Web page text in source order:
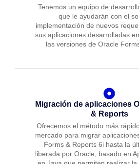
Tenemos un equipo de
que le ayudarán con el
implementación de nuevos
sus aplicaciones desarrolladas
las versiones de Oracle
Migración de aplicaciones
& Reports
Ofrecemos el método más
mercado para migrar
Forms & Reports 6i hasta la
liberada por Oracle, basado en